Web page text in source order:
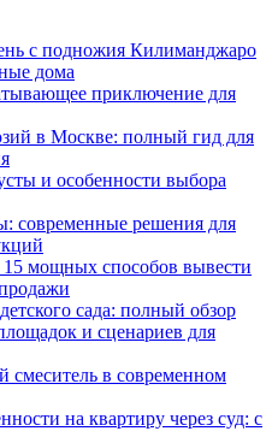
с подножия Килиманджаро
дома
приключение для
в Москве: полный гид для
и особенности выбора
современные решения для
мощных способов вывести
сада: полный обзор
и сценариев для
в современном
на квартиру через суд: с